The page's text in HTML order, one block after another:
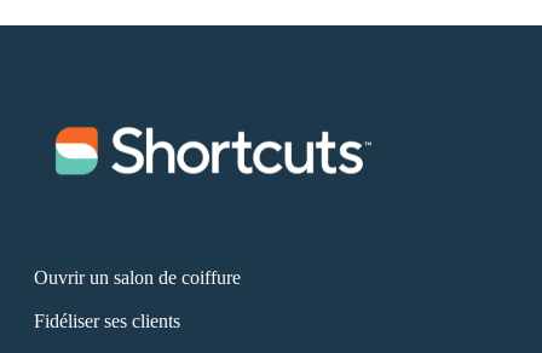
Ouvrir un salon de coiffure
Fidéliser ses clients